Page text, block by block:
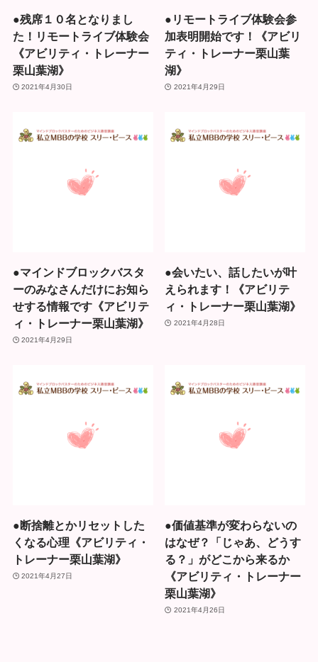
●残席１０名となりまし
た！リモートライブ体験会
《アビリティ・トレーナー
栗山葉湖》
2021年4月30日
●リモートライブ体験会参
加表明開始です！《アビリ
ティ・トレーナー栗山葉
湖》
2021年4月29日
●マインドブロックバスタ
ーのみなさんだけにお知ら
せする情報です《アビリテ
ィ・トレーナー栗山葉湖》
2021年4月29日
●会いたい、話したいが叶
えられます！《アビリテ
ィ・トレーナー栗山葉湖》
2021年4月28日
●断捨離とかリセットした
くなる心理《アビリティ・
トレーナー栗山葉湖》
2021年4月27日
●価値基準が変わらないの
はなぜ？「じゃあ、どうす
る？」がどこから来るか
《アビリティ・トレーナー
栗山葉湖》
2021年4月26日